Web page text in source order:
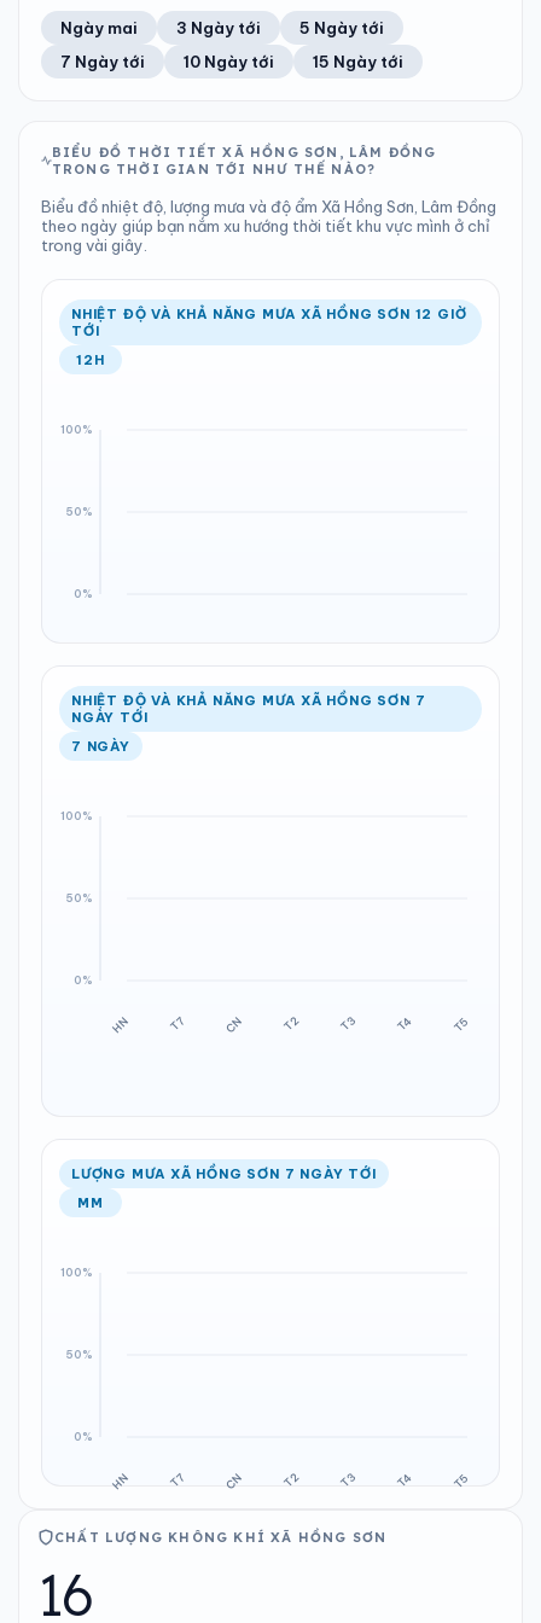
21°C 31%
Khả năng mưa
0 mm
Tổng cả ngày
1007 hPa
Bình thường
5
Chỉ số UV
Tốt
Ước lượng
21°C
Ổn định
0%
Khả năng mưa
Trung bình ngày Tốc độ gió
TIA UV TẦM NHÌN
LƯỢNG MƯA
0 mm
Tổng cả ngày
ÁP SUẤT
1008 hPa
Bình thường
Ổn định Khả năng mưa
Ngày mai 3 Ngày tới
5 Ngày tới
7 Ngày tới
10 Ngày tới 15 Ngày tới
BIỂU ĐỒ THỜI TIẾT XÃ HỒNG SƠN, LÂM ĐỒNG
TRONG THỜI GIAN TỚI NHƯ THẾ NÀO?
Biểu đồ nhiệt độ, lượng mưa và độ ẩm Xã Hồng Sơn, Lâm Đồng
theo ngày giúp bạn nắm xu hướng thời tiết khu vực mình ở chỉ
trong vài giây.
NHIỆT ĐỘ VÀ KHẢ NĂNG MƯA XÃ HỒNG SƠN 12 GIỜ
TỚI
12H
NHIỆT ĐỘ VÀ KHẢ NĂNG MƯA XÃ HỒNG SƠN 7
NGÀY TỚI
7 NGÀY
LƯỢNG MƯA XÃ HỒNG SƠN 7 NGÀY TỚI
MM
CHẤT LƯỢNG KHÔNG KHÍ XÃ HỒNG SƠN
16